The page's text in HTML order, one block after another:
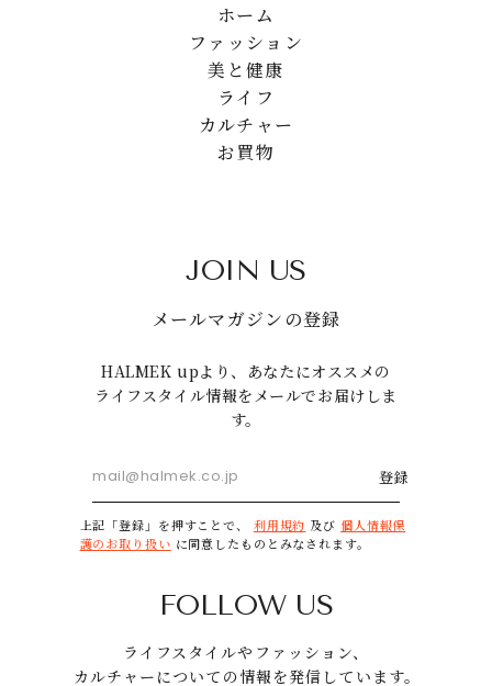
ホーム
ファッション
美と健康
ライフ
カルチャー
お買物
JOIN US
メールマガジンの登録
HALMEK upより、あなたにオススメの
ライフスタイル情報をメールでお届けしま
す。
登録
上記「登録」を押すことで、 利用規約 及び 個人情報保
護のお取り扱い に同意したものとみなされます。
FOLLOW US
ライフスタイルやファッション、
カルチャーについての情報を発信しています。